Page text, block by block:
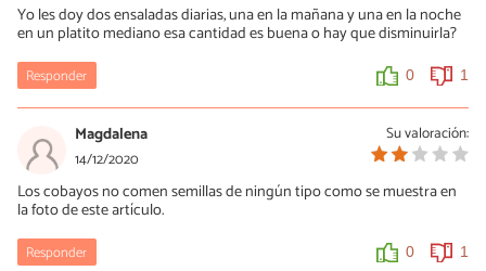
Yo les doy dos ensaladas diarias, una en la mañana y una en la noche
en un platito mediano esa cantidad es buena o hay que disminuirla?
Responder 0 1
Su valoración:
Magdalena
14/12/2020
Los cobayos no comen semillas de ningún tipo como se muestra en
la foto de este artículo.
Responder 0 1